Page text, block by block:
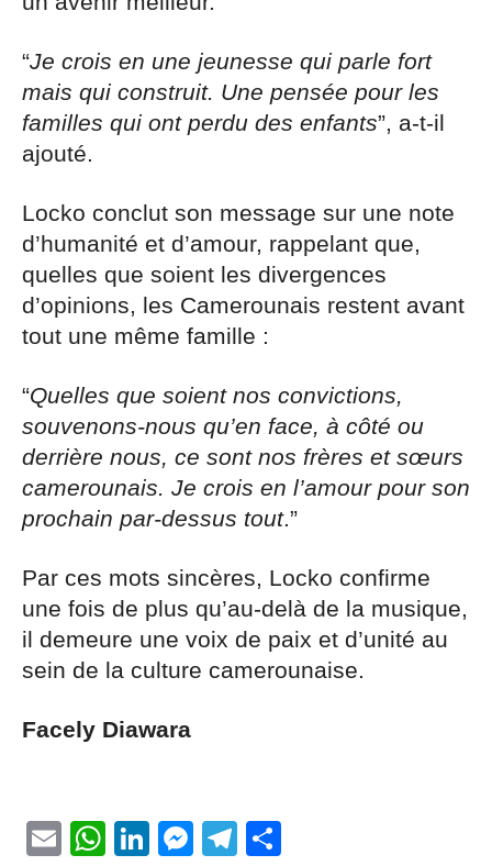
“Je crois en une jeunesse qui parle fort
mais qui construit. Une pensée pour les
familles qui ont perdu des enfants”, a-t-il
ajouté.
Locko conclut son message sur une note
d’humanité et d’amour, rappelant que,
quelles que soient les divergences
d’opinions, les Camerounais restent avant
tout une même famille :
“Quelles que soient nos convictions,
souvenons-nous qu’en face, à côté ou
derrière nous, ce sont nos frères et sœurs
camerounais. Je crois en l’amour pour son
prochain par-dessus tout.”
Par ces mots sincères, Locko confirme
une fois de plus qu’au-delà de la musique,
il demeure une voix de paix et d’unité au
sein de la culture camerounaise.
Facely Diawara
EmailWhatsApp
LinkedIn
Messenger
Telegram